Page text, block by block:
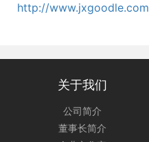
http://www.jxgoodle.com
关于我们
公司简介
董事长简介